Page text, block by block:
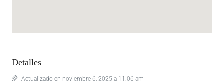
Detalles
Actualizado en noviembre 6, 2025 a 11:06 am